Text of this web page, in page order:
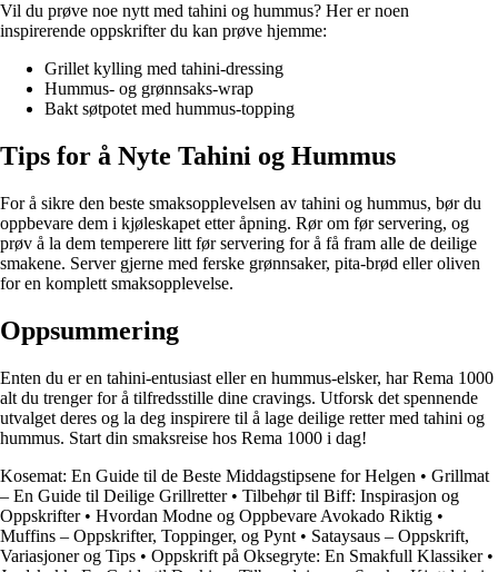
Vil du prøve noe nytt med tahini og hummus? Her er noen
inspirerende oppskrifter du kan prøve hjemme:
Grillet kylling med tahini-dressing
Hummus- og grønnsaks-wrap
Bakt søtpotet med hummus-topping
Tips for å Nyte Tahini og Hummus
For å sikre den beste smaksopplevelsen av tahini og hummus, bør du
oppbevare dem i kjøleskapet etter åpning. Rør om før servering, og
prøv å la dem temperere litt før servering for å få fram alle de deilige
smakene. Server gjerne med ferske grønnsaker, pita-brød eller oliven
for en komplett smaksopplevelse.
Oppsummering
Enten du er en tahini-entusiast eller en hummus-elsker, har Rema 1000
alt du trenger for å tilfredsstille dine cravings. Utforsk det spennende
utvalget deres og la deg inspirere til å lage deilige retter med tahini og
hummus. Start din smaksreise hos Rema 1000 i dag!
Kosemat: En Guide til de Beste Middagstipsene for Helgen • Grillmat
– En Guide til Deilige Grillretter• Tilbehør til Biff: Inspirasjon og
Oppskrifter• Hvordan Modne og Oppbevare Avokado Riktig •
Muffins – Oppskrifter, Toppinger, og Pynt • Sataysaus – Oppskrift,
Variasjoner og Tips • Oppskrift på Oksegryte: En Smakfull Klassiker•